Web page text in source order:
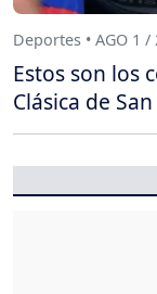
Deportes • AGO 1 /
Estos son los
Clásica de